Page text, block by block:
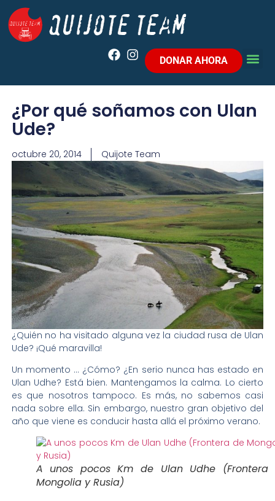
DONAR AHORA
¿Por qué soñamos con Ulan
Ude?
octubre 20, 2014 Quijote Team
¿Quién no ha visitado alguna vez la ciudad rusa de Ulan
Ude? ¡Qué maravilla!
Un momento … ¿Cómo? ¿En serio nunca has estado en
Ulan Udhe? Está bien. Mantengamos la calma. Lo cierto
es que nosotros tampoco. Es más, no sabemos casi
nada sobre ella. Sin embargo, nuestro gran objetivo del
año que viene es conducir hasta allá el próximo verano.
A unos pocos Km de Ulan Udhe (Frontera
Mongolia y Rusia)